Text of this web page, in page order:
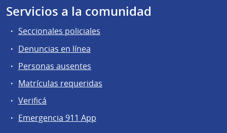
Servicios a la comunidad
Seccionales policiales
Denuncias en línea
Personas ausentes
Matrículas requeridas
Verificá
Emergencia 911 App